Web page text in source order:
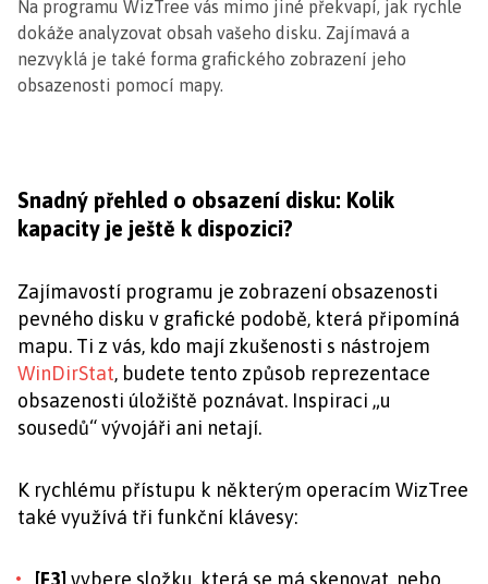
Na programu WizTree vás mimo jiné překvapí, jak rychle
dokáže analyzovat obsah vašeho disku. Zajímavá a
nezvyklá je také forma grafického zobrazení jeho
obsazenosti pomocí mapy.
Snadný přehled o obsazení disku: Kolik
kapacity je ještě k dispozici?
Zajímavostí programu je zobrazení obsazenosti
pevného disku v grafické podobě, která připomíná
mapu. Ti z vás, kdo mají zkušenosti s nástrojem
WinDirStat, budete tento způsob reprezentace
obsazenosti úložiště poznávat. Inspiraci „u
sousedů“ vývojáři ani netají.
K rychlému přístupu k některým operacím WizTree
také využívá tři funkční klávesy:
[F3] vybere složku, která se má skenovat, nebo